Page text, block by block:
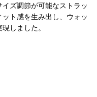
ズ調節が可能なストラッ
ト感を生み出し、ウォッ
しました。